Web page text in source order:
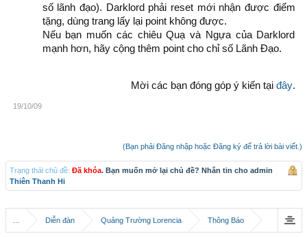
số lãnh đạo). Darklord phải reset mới nhận được điểm
tặng, dùng trang lấy lại point không được.
Nếu bạn muốn các chiêu Quạ và Ngựa của Darklord
mạnh hơn, hãy cộng thêm point cho chỉ số Lãnh Đạo.
Mời các bạn đóng góp ý kiến tại đây.​
19/10/09
(Bạn phải Đăng nhập hoặc Đăng ký để trả lời bài viết.)
Trạng thái chủ đề: Đã khóa. Bạn muốn mở lại chủ đề? Nhắn tin cho admin
Thiên Thanh Hi
Diễn đàn Quảng Trường Lorencia Thông Báo